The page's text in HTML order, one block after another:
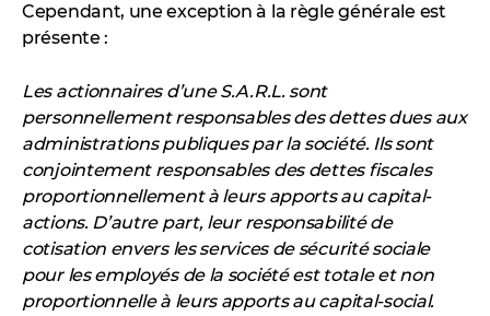
Cependant, une exception à la règle générale est
présente :
Les actionnaires d’une S.A.R.L. sont
personnellement responsables des dettes dues aux
administrations publiques par la société. Ils sont
conjointement responsables des dettes fiscales
proportionnellement à leurs apports au capital-
actions. D’autre part, leur responsabilité de
cotisation envers les services de sécurité sociale
pour les employés de la société est totale et non
proportionnelle à leurs apports au capital-social.